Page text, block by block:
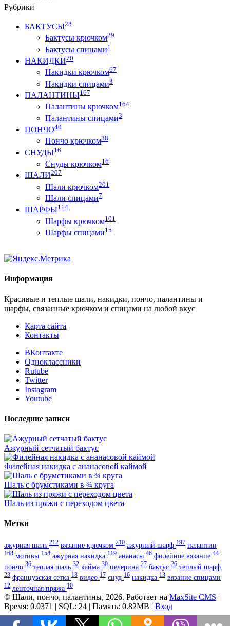
Рубрики
БАКТУСЫ28
Бактусы крючком29
Бактусы спицами1
НАКИДКИ70
Накидки крючком67
Накидки спицами3
ПАЛАНТИНЫ167
Палантины крючком164
Палантины спицами3
ПОНЧО40
Пончо крючком38
СНУДЫ16
Снуды крючком16
ШАЛИ207
Шали крючком201
Шали спицами7
ШАРФЫ114
Шарфы крючком101
Шарфы спицами15
Информация
Красивые и теплые шали, накидки, пончо, палантины и
шарфы, связанные крючком и спицами на любой вкус
Карта сайта
Контакты
ВКонтакте
Одноклассники
Rutube
Twitter
Instagram
Youtube
Последние записи
Ажурный сетчатый бактус
Филейная накидка с ананасовой каймой
Шаль с брумстиками в ¾ круга
Шаль из пряжи с переходом цвета
Метки
ажурная шаль 212 вязание крючком 210 ажурный шарф 197 палантин
168 мотивы 154 ажурная накидка 119 ананасы 46 филейное вязание 44
пончо 36 теплая шаль 32 кайма 30 пелерина 27 бактус 26 теплый шарф
23 французская сетка 18 видео 17 снуд 16 накидка 13 вязание спицами
12 ленточная пряжа 10
© Шали, пончо, палантины, 2026. Работает на MaxSite CMS |
Время: 0.0371 | SQL: 24 | Память: 0.82MB | Вход